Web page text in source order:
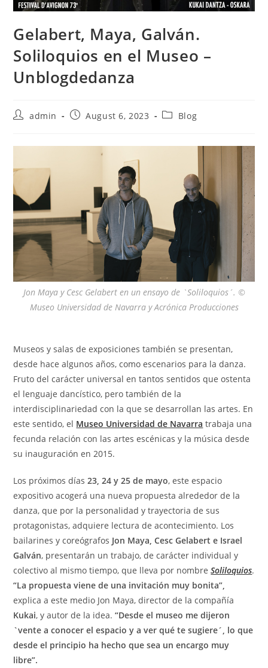
Gelabert, Maya, Galván.
Soliloquios en el Museo –
Unblogdedanza
Postadmin
PostAugust 6, 2023
PostBlog
Jon Maya y Cesc Gelabert en un ensayo de `Soliloquios´. ©
Museo Universidad de Navarra y Acrónica Producciones
Museos y salas de exposiciones también se presentan,
desde hace algunos años, como escenarios para la danza.
Fruto del carácter universal en tantos sentidos que ostenta
el lenguaje dancístico, pero también de la
interdisciplinariedad con la que se desarrollan las artes. En
este sentido, el Museo Universidad de Navarra trabaja una
fecunda relación con las artes escénicas y la música desde
su inauguración en 2015.
Los próximos días23, 24 y 25 de mayo, este espacio
expositivo acogerá una nueva propuesta alrededor de la
danza, que por la personalidad y trayectoria de sus
protagonistas, adquiere lectura de acontecimiento. Los
bailarines y coreógrafos Jon Maya, Cesc Gelabert e Israel
Galván, presentarán un trabajo, de carácter individual y
colectivo al mismo tiempo, que lleva por nombreSoliloquios.
“La propuesta viene de una invitación muy bonita”,
explica a este medio Jon Maya, director de la compañía
Kukai, y autor de la idea.“Desde el museo me dijeron
`vente a conocer el espacio y a ver qué te sugiere´, lo que
desde el principio ha hecho que sea un encargo muy
libre”.